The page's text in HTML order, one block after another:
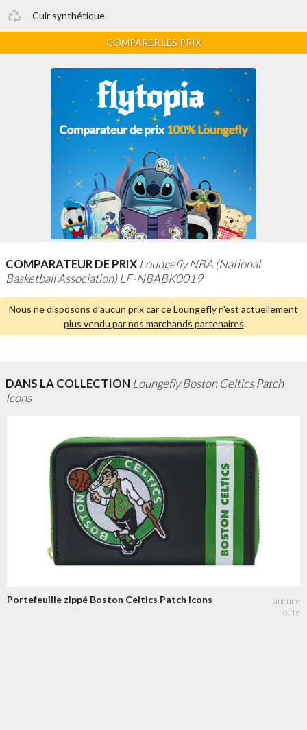
Cuir synthétique
COMPARER LES PRIX
COMPARATEUR DE PRIX Loungefly NBA (National
Basketball Association) LF-NBABK0019
Nous ne disposons d'aucun prix car ce Loungefly n'est actuellement
plus vendu par nos marchands partenaires
DANS LA COLLECTION Loungefly Boston Celtics Patch
Icons
Portefeuille zippé Boston Celtics Patch Icons